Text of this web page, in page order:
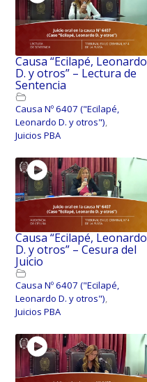
Causa “Ecilapé, Leonardo
D. y otros” – Lectura de
Sentencia
Causa Nº 6407 ("Ecilapé,
Leonardo D. y otros"),
Juicios PBA
Causa “Ecilapé, Leonardo
D. y otros” – Cesura del
Juicio
Causa Nº 6407 ("Ecilapé,
Leonardo D. y otros"),
Juicios PBA